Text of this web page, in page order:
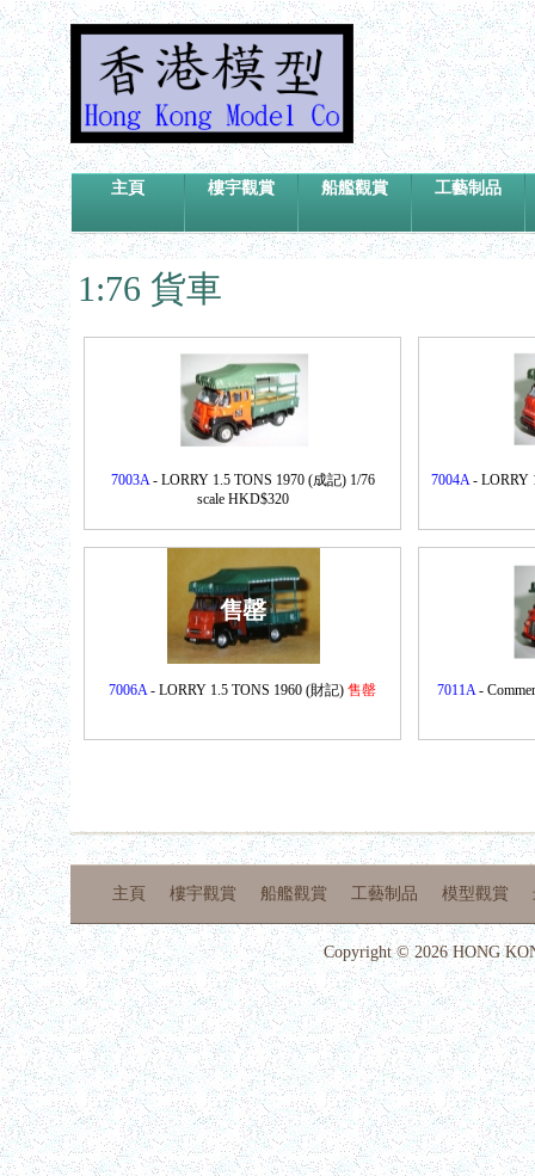
主頁 樓宇觀賞 船艦觀賞 工藝制品
1:76 貨車
7003A- LORRY 1.5 TONS 1970 (成記) 1/76
scale HKD$320
7004A- LORRY
7006A- LORRY 1.5 TONS 1960 (財記) 售罄
售罄
7011A-
主頁 樓宇觀賞 船艦觀賞 工藝制品 模型觀賞
Copyright © 2026 HONG